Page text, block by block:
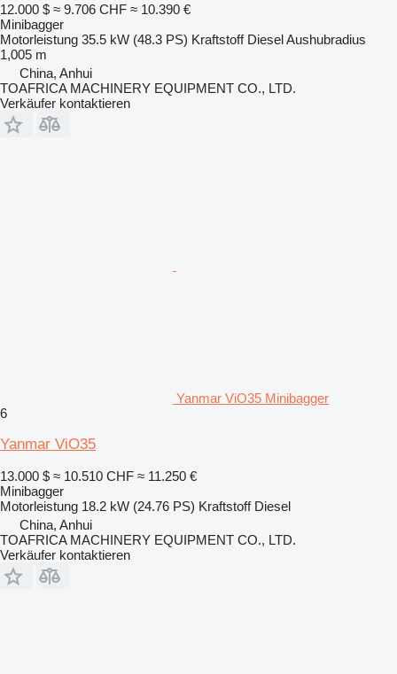
12.000 $ ≈ 9.706 CHF ≈ 10.390 €
Minibagger
Motorleistung 35.5 kW (48.3 PS) Kraftstoff DieselAushubradius
1,005 m
China, Anhui
TOAFRICA MACHINERY EQUIPMENT CO., LTD.
Verkäufer kontaktieren
Yanmar ViO35 Minibagger
6
Yanmar ViO35
13.000 $ ≈ 10.510 CHF ≈ 11.250 €
Minibagger
Motorleistung 18.2 kW (24.76 PS) Kraftstoff Diesel
China, Anhui
TOAFRICA MACHINERY EQUIPMENT CO., LTD.
Verkäufer kontaktieren